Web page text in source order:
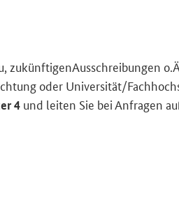
zu­künf­ti­gen­Aus­schrei­bun­gen
oder Uni­ver­si­tät/
4 und lei­ten Sie bei An­fra­gen